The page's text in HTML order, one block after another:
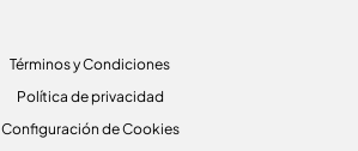
Términos y Condiciones
Política de privacidad
Configuración de Cookies